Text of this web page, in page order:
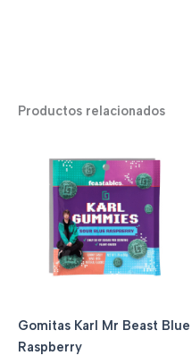
Productos relacionados
Gomitas Karl Mr Beast Blue
Raspberry